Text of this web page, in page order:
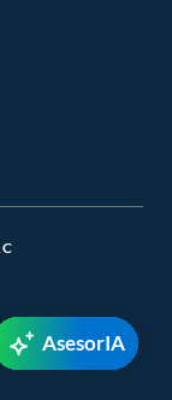
AsesorIA